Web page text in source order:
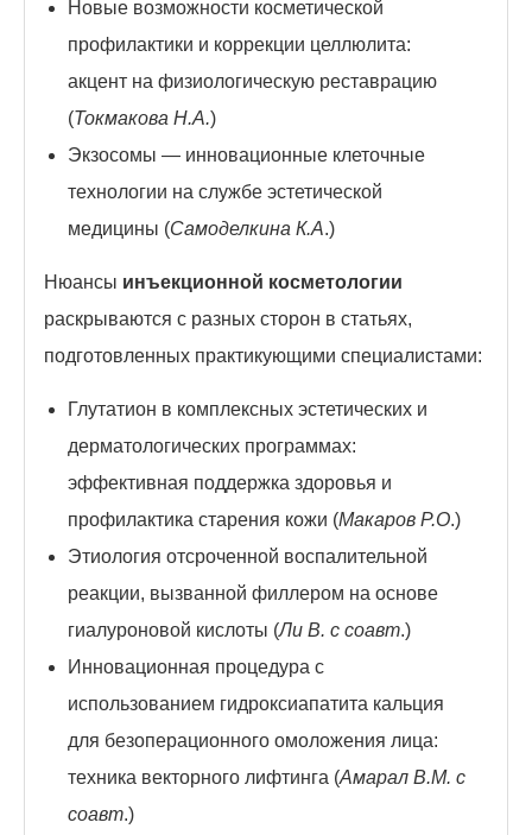
Новые возможности косметической
профилактики и коррекции целлюлита:
акцент на физиологическую реставрацию
(Токмакова Н.А.)
Экзосомы — инновационные клеточные
технологии на службе эстетической
медицины (Самоделкина К.А.)
Нюансы инъекционной косметологии
раскрываются с разных сторон в статьях,
подготовленных практикующими специалистами:
Глутатион в комплексных эстетических и
дерматологических программах:
эффективная поддержка здоровья и
профилактика старения кожи (Макаров Р.О.)
Этиология отсроченной воспалительной
реакции, вызванной филлером на основе
гиалуроновой кислоты (Ли В. с соавт.)
Инновационная процедура с
использованием гидроксиапатита кальция
для безоперационного омоложения лица:
техника векторного лифтинга (Амарал В.М. с
соавт.)